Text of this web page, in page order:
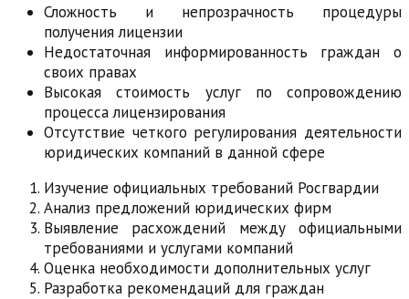
Сложность и непрозрачность процедуры
получения лицензии
Недостаточная информированность граждан о
своих правах
Высокая стоимость услуг по сопровождению
процесса лицензирования
Отсутствие четкого регулирования деятельности
юридических компаний в данной сфере
Изучение официальных требований Росгвардии
Анализ предложений юридических фирм
Выявление расхождений между официальными
требованиями и услугами компаний
Оценка необходимости дополнительных услуг
Разработка рекомендаций для граждан